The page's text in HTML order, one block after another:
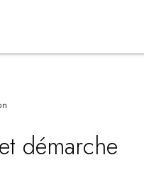
de
du
démarche